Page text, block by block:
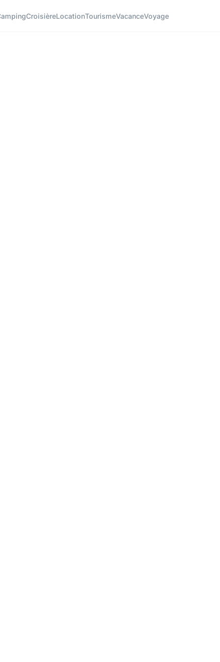
CroisièreLocationTourismeVacanceVoyage